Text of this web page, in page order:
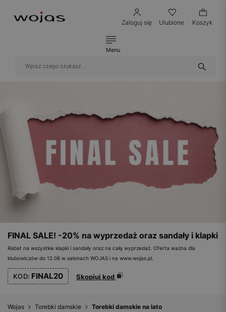
Zaloguj się Ulubione Koszyk
Menu
FINAL SALE! -20% na wyprzedaż oraz sandały i klapki
Rabat na wszystkie klapki i sandały oraz na całą wyprzedaż. Oferta ważna dla
klubowiczów do 12.08 w salonach WOJAS i na www.wojas.pl.
KOD: FINAL20 Skopiuj kod
Wojas Torebki damskie Torebki damskie na lato